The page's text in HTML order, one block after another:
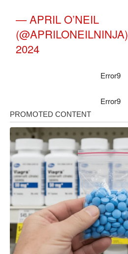
— APRIL O’NEIL
(@APRILONEILNINJA)
2024
Error9
Error9